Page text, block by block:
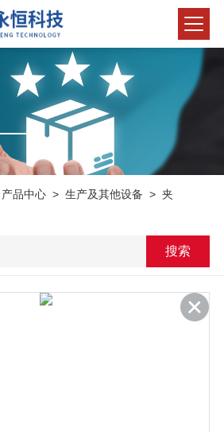
产品中心> 生产及其他设备 > 夹